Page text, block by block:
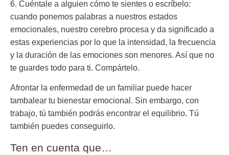
6. Cuéntale a alguien cómo te sientes o escríbelo:
cuando ponemos palabras a nuestros estados
emocionales, nuestro cerebro procesa y da significado a
estas experiencias por lo que la intensidad, la frecuencia
y la duración de las emociones son menores. Así que no
te guardes todo para ti. Compártelo.
Afrontar la enfermedad de un familiar puede hacer
tambalear tu bienestar emocional. Sin embargo, con
trabajo, tú también podrás encontrar el equilibrio. Tú
también puedes conseguirlo.
Ten en cuenta que…